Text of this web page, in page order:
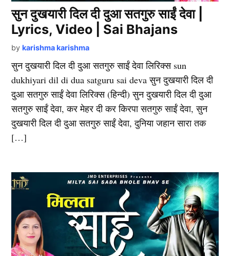
सुन दुखयारी दिल दी दुआ सतगुरु साईं देवा |
Lyrics, Video | Sai Bhajans
by karishma karishma
सुन दुखयारी दिल दी दुआ सतगुरु साईं देवा लिरिक्स sun
dukhiyari dil di dua satguru sai deva सुन दुखयारी दिल दी
दुआ सतगुरु साईं देवा लिरिक्स (हिन्दी) सुन दुखयारी दिल दी दुआ
सतगुरु साईं देवा, कर मेहर दी कर किरपा सतगुरु साईं देवा, सुन
दुखयारी दिल दी दुआ सतगुरु साईं देवा, दुनिया जहान सारा तक
[…]